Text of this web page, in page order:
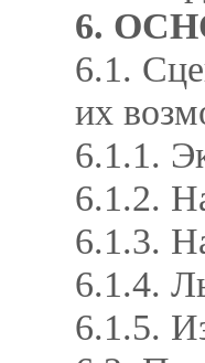
6.
6.1.
их
6.1.1.
6.1.2.
6.1.3.
6.1.4.
6.1.5.